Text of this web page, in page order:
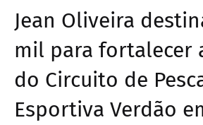
Jean Oliveira
mil para fortalecer
do Circuito de
Esportiva Verdão